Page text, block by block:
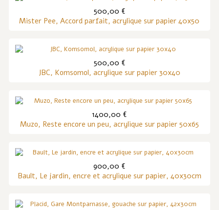
500,00 €
Mister Pee, Accord parfait, acrylique sur papier 40x50
500,00 €
JBC, Komsomol, acrylique sur papier 30x40
1400,00 €
Muzo, Reste encore un peu, acrylique sur papier 50x65
900,00 €
Bault, Le jardin, encre et acrylique sur papier, 40x30cm